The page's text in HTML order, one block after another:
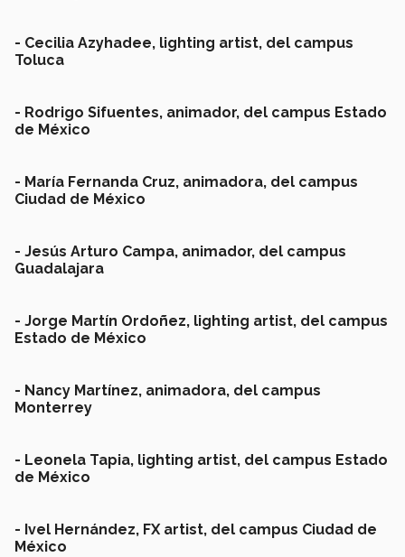
- Cecilia Azyhadee, lighting artist, del campus
Toluca
- Rodrigo Sifuentes, animador, del campus Estado
de México
- María Fernanda Cruz, animadora, del campus
Ciudad de México
- Jesús Arturo Campa, animador, del campus
Guadalajara
- Jorge Martín Ordoñez, lighting artist, del campus
Estado de México
- Nancy Martínez, animadora, del campus
Monterrey
- Leonela Tapia, lighting artist, del campus Estado
de México
- Ivel Hernández, FX artist, del campus Ciudad de
México